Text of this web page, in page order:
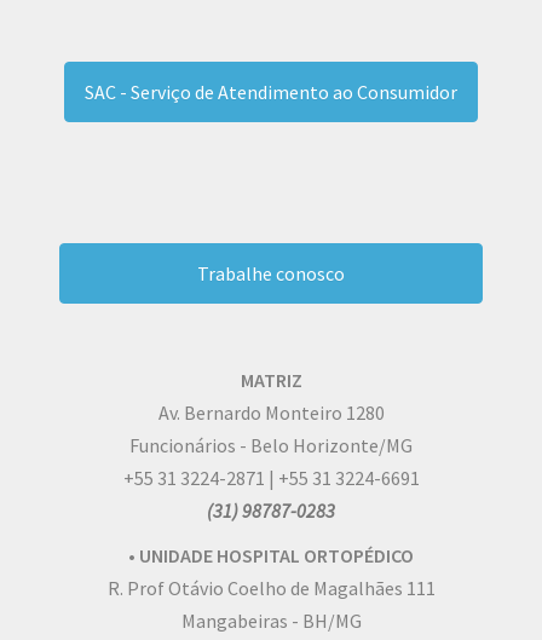
SAC - Serviço de Atendimento ao Consumidor
Trabalhe conosco
MATRIZ
Av. Bernardo Monteiro 1280
Funcionários - Belo Horizonte/MG
+55 31 3224-2871 | +55 31 3224-6691
(31) 98787-0283
• UNIDADE HOSPITAL ORTOPÉDICO
R. Prof Otávio Coelho de Magalhães 111
Mangabeiras - BH/MG